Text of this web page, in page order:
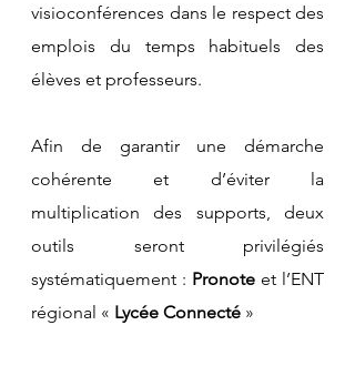
visioconférences dans le respect des
emplois du temps habituels des
élèves et professeurs.
Afin de garantir une démarche
cohérente et d’éviter la
multiplication des supports, deux
outils seront privilégiés
systématiquement : Pronote et l’ENT
régional « Lycée Connecté »